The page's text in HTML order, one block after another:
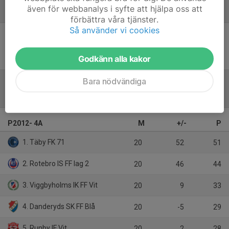
Referat
Inget referat skrivet
P2012- 4A M +/- P
1. Täby FK 71 20 52 51
2. Rotebro IS FF lag 2 20 46 44
3. Viggbyholms IK FF Vit 20 9 33
4. Danderyds SK FF Blå 20 -5 29
även för webbanalys i syfte att hjälpa oss att
förbättra våra tjänster.
Så använder vi cookies
Godkänn alla kakor
Bara nödvändiga